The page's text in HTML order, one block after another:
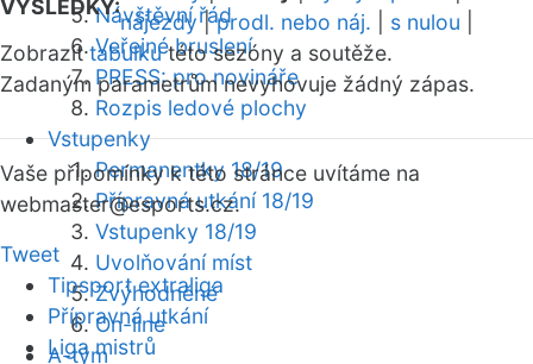
Návštěvní řád
Veřejné bruslení
PRESS: pro novináře
Rozpis ledové plochy
Vstupenky
Permanentky 18/19
Přípravná utkání 18/19
Vstupenky 18/19
Uvolňování míst
Zvýhodněné
On-line
A-tým
VÝSLEDKY:
nájezdy|prodl. nebo náj. s nulou
Zobrazittabulkutéto sezóny a soutěže.
Zadaným parametrům nevyhovuje žádný zápas.
Vaše připomínky k této stránce uvítáme na
webmaster@esports.cz.
Tweet
Tipsport extraliga
Přípravná utkání
Liga mistrů